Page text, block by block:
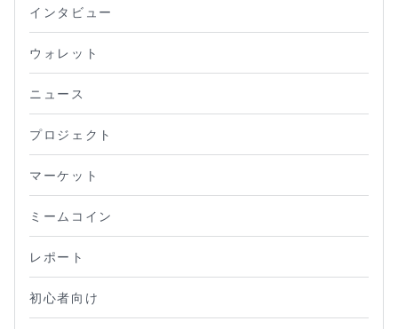
インタビュー
ウォレット
ニュース
プロジェクト
マーケット
ミームコイン
レポート
初心者向け